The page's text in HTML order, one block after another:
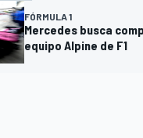
FÓRMULA 1
Mercedes busca
equipo Alpine de F1